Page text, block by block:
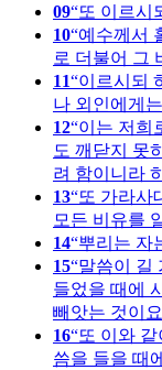
09 또 이르시
10 예수께서
로 더불어 그
11 이르시되
나 외인에게
12 이는 저희
도 깨닫지 못
려 함이니라
13 또 가라사
모든 비유를
14 뿌리는 자
15 말씀이 길
들었을 때에
빼앗는 것이요
16 또 이와
씀을 들을 때